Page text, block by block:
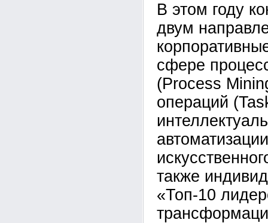
В этом году
двум
сфере
(Process
операций
также
«Топ-10